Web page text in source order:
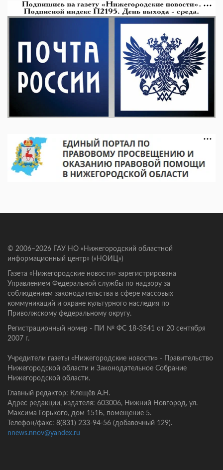
© 2006–2026 ГАУ НО «Нижегородский областной
информационный центр» («НОИЦ»)
Газета «Нижегородские новости» зарегистрирована
Управлением Федеральной службы по надзору за
соблюдением законодательства в сфере массовых
коммуникаций и охране культурного наследия по
Приволжскому федеральному округу.
Регистрационный номер - ПИ № ФС 18-3541 от 20 сентября
2007 г.
Учредители газеты «Нижегородские новости» - Правительство
Нижегородской области и Законодательное Собрание
Нижегородской области.
Главный редактор: Клещёв А.Н.
Адрес редакции, издателя: 603006, Нижний Новгород, ул.
Максима Горького, дом 151Б, помещение 5.
Телефон/факс: 8(831) 233-94-56 (добавочный 129).
nnews.nnov@yandex.ru